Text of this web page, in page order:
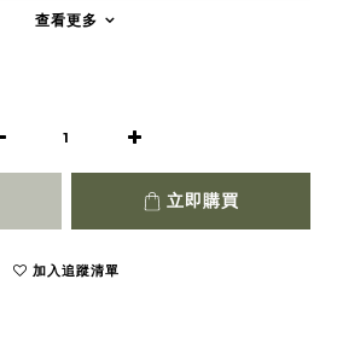
查看更多
立即購買
加入追蹤清單